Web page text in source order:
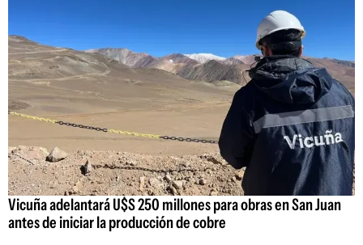
Vicuña adelantará U$S 250 millones para obras en San Juan
antes de iniciar la producción de cobre